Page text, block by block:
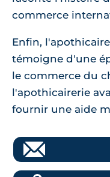
commerce
Enfin,
témoigne d'une
le commerce du
l'apothicairerie
fournir une aide